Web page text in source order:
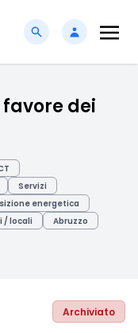
dei
Servizi
energetica
/ locali
Abruzzo
Archiviato